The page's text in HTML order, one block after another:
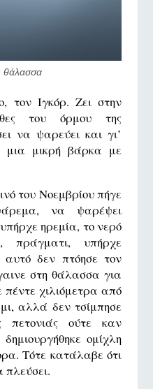
θάλασσα
τον Ιγκόρ. Ζει στην
του όρμου της
να ψαρεύει και γι’
μικρή βάρκα με
του Νοεμβρίου πήγε
να ψαρέψει
ηρεμία, το νερό
πράγματι, υπήρχε
δεν πτόησε τον
στη θάλασσα για
χιλιόμετρα από
αλλά δεν τσίμπησε
πετονιάς ούτε καν
ομίχλη
Τότε κατάλαβε ότι
πλεύσει.